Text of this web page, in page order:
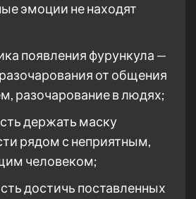
эмоции не находят
появления фурункула —
от общения
разочарование в людях;
держать маску
рядом с неприятным,
человеком;
достичь поставленных